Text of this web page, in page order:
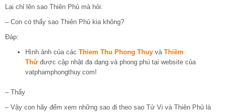
Lại chỉ lên sao Thiên Phủ mà hỏi:
– Con có thấy sao Thiên Phủ kia không?
Đáp:
Hình ảnh của các Thiem Thu Phong Thuy và Thiềm
Thừđược cập nhật đa dạng và phong phú tại website của
vatphamphongthuy.com!
– Thấy
– Vậy con hãy đếm xem những sao đi theo sao Tử Vi và Thiên Phủ là